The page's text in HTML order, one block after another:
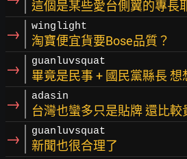
這個是某些愛台側翼的專長
→ winglight
淘寶便宜貨要Bose品質？
→ guanluvsquat
畢竟是民事 + 國民黨縣長 想
→ adasin
台灣也蠻多只是貼牌 還比較
→ guanluvsquat
新聞也很合理了